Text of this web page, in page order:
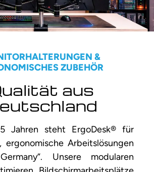
&
ZUBEHÖR
aus
Jahren steht ErgoDesk® für
ergonomische Arbeitslösungen
Unsere modularen